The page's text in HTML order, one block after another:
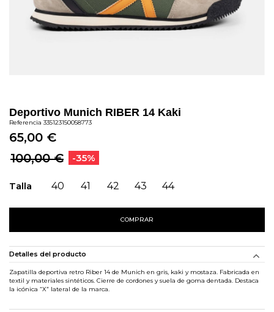
Deportivo Munich RIBER 14 Kaki
Referencia 335123150058773
65,00 €
100,00 €
-35%
Talla 40 41 42 43 44
COMPRAR
Detalles del producto
Zapatilla deportiva retro Riber 14 de Munich en gris, kaki y mostaza. Fabricada en
textil y materiales sintéticos. Cierre de cordones y suela de goma dentada. Destaca
la icónica “X” lateral de la marca.